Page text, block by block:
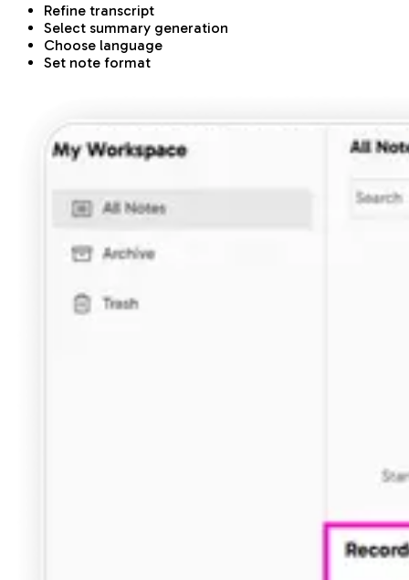
Refine transcript
Select summary generation
Choose language
Set note format